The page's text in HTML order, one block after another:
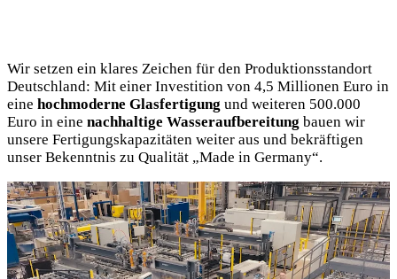
Wir setzen ein klares Zeichen für den Produktionsstandort
Deutschland: Mit einer Investition von 4,5 Millionen Euro in
eine hochmoderne Glasfertigung und weiteren 500.000
Euro in eine nachhaltige Wasseraufbereitung bauen wir
unsere Fertigungskapazitäten weiter aus und bekräftigen
unser Bekenntnis zu Qualität „Made in Germany“.